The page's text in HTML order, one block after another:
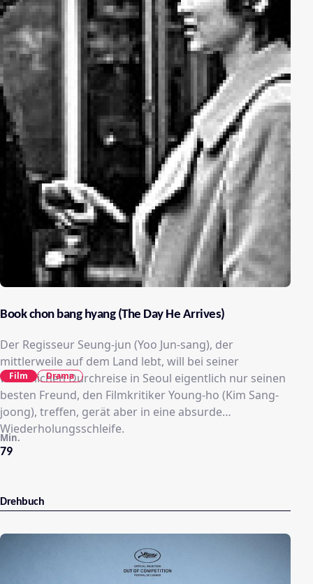
Book chon bang hyang (The Day He Arrives)
Der Regisseur Seung-jun (Yoo Jun-sang), der
mittlerweile auf dem Land lebt, will bei seiner
winterlichen Durchreise in Seoul eigentlich nur seinen
besten Freund, den Filmkritiker Young-ho (Kim Sang-
joong), treffen, gerät aber in eine absurde
Wiederholungsschleife.
79
Min.
Film Drama
Drehbuch